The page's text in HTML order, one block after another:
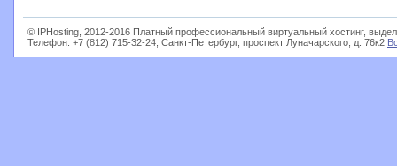
© IPHosting, 2012-2016 Платный профессиональный виртуальный хостинг,
Телефон: +7 (812) 715-32-24, Санкт-Петербург, проспект Луначарского, д. 76к2